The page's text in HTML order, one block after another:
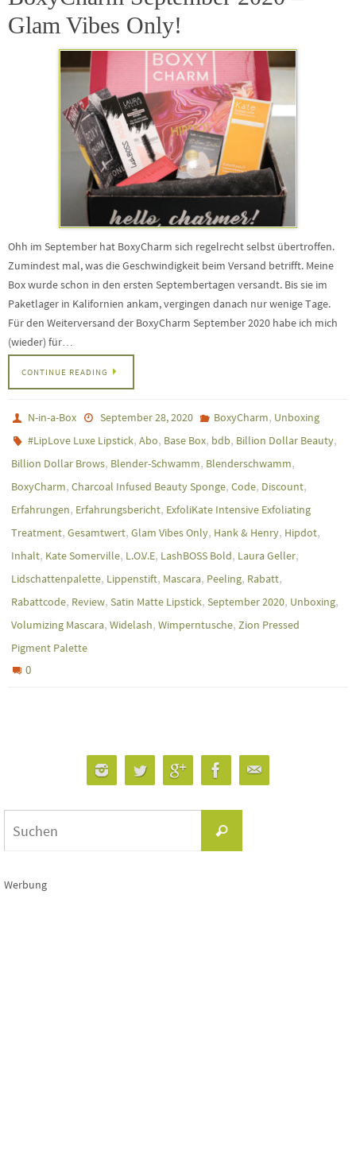
Glam Vibes Only!
Ohh im September hat BoxyCharm sich regelrecht selbst übertroffen.
Zumindest mal, was die Geschwindigkeit beim Versand betrifft. Meine
Box wurde schon in den ersten Septembertagen versandt. Bis sie im
Paketlager in Kalifornien ankam, vergingen danach nur wenige Tage.
Für den Weiterversand der BoxyCharm September 2020 habe ich mich
(wieder) für…
CONTINUE READING
N-in-a-Box September 28, 2020 BoxyCharm, Unboxing
#LipLove Luxe Lipstick,Abo, Base Box, bdb, Billion Dollar Beauty,
Billion Dollar Brows, Blender-Schwamm, Blenderschwamm,
BoxyCharm, Charcoal Infused Beauty Sponge, Code, Discount,
Erfahrungen, Erfahrungsbericht, ExfoliKate Intensive Exfoliating
Treatment, Gesamtwert, Glam Vibes Only, Hank & Henry, Hipdot,
Inhalt, Kate Somerville, L.O.V.E, LashBOSS Bold, Laura Geller,
Lidschattenpalette, Lippenstift, Mascara, Peeling, Rabatt,
Rabattcode, Review, Satin Matte Lipstick, September 2020, Unboxing,
Volumizing Mascara, Widelash, Wimperntusche, Zion Pressed
Pigment Palette
0
Suchen
Werbung